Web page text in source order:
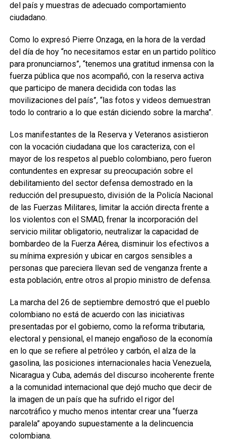
del país y muestras de adecuado comportamiento
ciudadano.
Como lo expresó Pierre Onzaga, en la hora de la verdad
del día de hoy “no necesitamos estar en un partido político
para pronunciarnos”, “tenemos una gratitud inmensa con la
fuerza pública que nos acompañó, con la reserva activa
que participo de manera decidida con todas las
movilizaciones del país”, “las fotos y videos demuestran
todo lo contrario a lo que están diciendo sobre la marcha”.
Los manifestantes de la Reserva y Veteranos asistieron
con la vocación ciudadana que los caracteriza, con el
mayor de los respetos al pueblo colombiano, pero fueron
contundentes en expresar su preocupación sobre el
debilitamiento del sector defensa demostrado en la
reducción del presupuesto, división de la Policía Nacional
de las Fuerzas Militares, limitar la acción directa frente a
los violentos con el SMAD, frenar la incorporación del
servicio militar obligatorio, neutralizar la capacidad de
bombardeo de la Fuerza Aérea, disminuir los efectivos a
su mínima expresión y ubicar en cargos sensibles a
personas que pareciera llevan sed de venganza frente a
esta población, entre otros al propio ministro de defensa.
La marcha del 26 de septiembre demostró que el pueblo
colombiano no está de acuerdo con las iniciativas
presentadas por el gobierno, como la reforma tributaria,
electoral y pensional, el manejo engañoso de la economía
en lo que se refiere al petróleo y carbón, el alza de la
gasolina, las posiciones internacionales hacia Venezuela,
Nicaragua y Cuba, además del discurso incoherente frente
a la comunidad internacional que dejó mucho que decir de
la imagen de un país que ha sufrido el rigor del
narcotráfico y mucho menos intentar crear una “fuerza
paralela” apoyando supuestamente a la delincuencia
colombiana.